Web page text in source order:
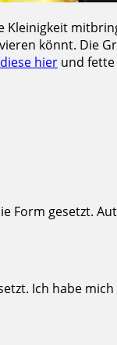
könnt. Die
diese hier und fette
gesetzt.
Ich habe